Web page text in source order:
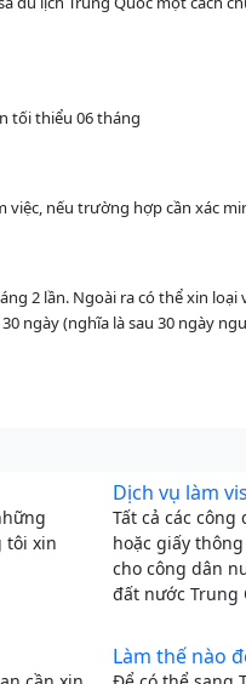
tối thiểu 06 tháng
nếu trường hợp cần xác
2 lần. Ngoài ra có thể xin loại
ngày (nghĩa là sau 30 ngày
tôi xin
Dịch vụ làm
Tất cả các
hoặc giấy
cho công dân
đất nước Trung
Làm thế nào